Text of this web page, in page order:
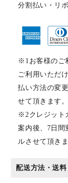
分割払い・リ
※1お客様のご
ご利用いただ
払い方法の変
せて頂きます。
※2クレジット
案内後、7日間
ルさせて頂きま
配送方法・送料